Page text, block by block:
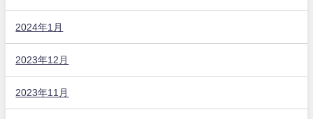
2024年1月
2023年12月
2023年11月